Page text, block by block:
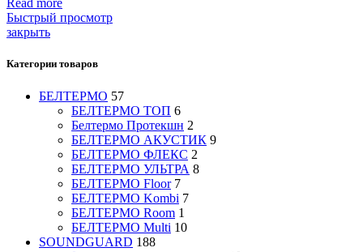
Read more
Быстрый просмотр
закрыть
Категории товаров
БЕЛТЕРМО 57
БЕЛТЕРМО ТОП 6
Белтермо Протекшн 2
БЕЛТЕРМО АКУСТИК 9
БЕЛТЕРМО ФЛЕКС 2
БЕЛТЕРМО УЛЬТРА 8
БЕЛТЕРМО Floor 7
БЕЛТЕРМО Kombi 7
БЕЛТЕРМО Room 1
БЕЛТЕРМО Multi 10
SOUNDGUARD 188